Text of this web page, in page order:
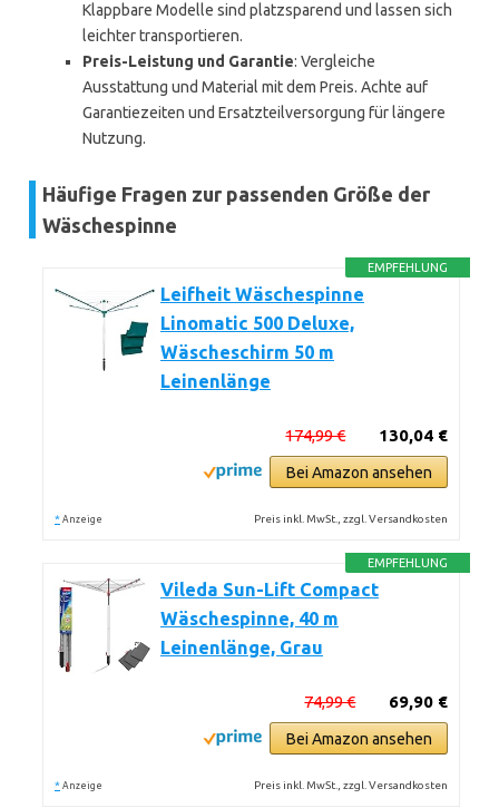
Klappbare Modelle sind platzsparend und lassen sich
leichter transportieren.
Preis-Leistung und Garantie: Vergleiche
Ausstattung und Material mit dem Preis. Achte auf
Garantiezeiten und Ersatzteilversorgung für längere
Nutzung.
Häufige Fragen zur passenden Größe der
Wäschespinne
EMPFEHLUNG
Leifheit Wäschespinne
Linomatic 500 Deluxe,
Wäscheschirm 50 m
Leinenlänge
130,04 €
174,99 €
Bei Amazon ansehen
* Anzeige Preis inkl. MwSt., zzgl. Versandkosten
EMPFEHLUNG
Vileda Sun-Lift Compact
Wäschespinne, 40 m
Leinenlänge, Grau
69,90 €
74,99 €
Bei Amazon ansehen
* Anzeige Preis inkl. MwSt., zzgl. Versandkosten